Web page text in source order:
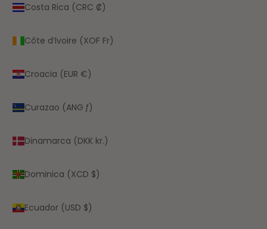
Costa Rica (CRC ₡)
Côte d’Ivoire (XOF Fr)
Croacia (EUR €)
Curazao (ANG ƒ)
Dinamarca (DKK kr.)
Dominica (XCD $)
Ecuador (USD $)